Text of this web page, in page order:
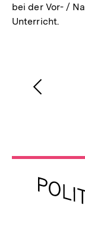
bei der Vor- /
Unterricht.
Meta-